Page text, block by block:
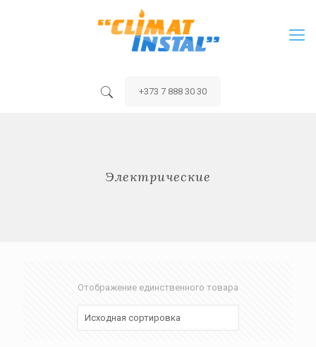
+373 7 888 30 30
Электрические
Отображение единственного товара